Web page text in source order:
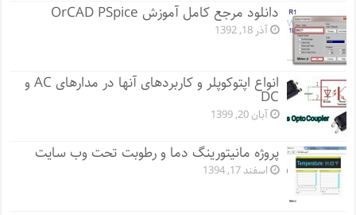
دانلود مرجع کامل آموزش OrCAD PSpice
آذر 18, 1392
انواع اپتوکوپلر و کاربردهای آنها در مدارهای AC و
DC
آبان 20, 1399
پروژه مانيتورينگ دما و رطوبت تحت وب سایت
اسفند 17, 1394